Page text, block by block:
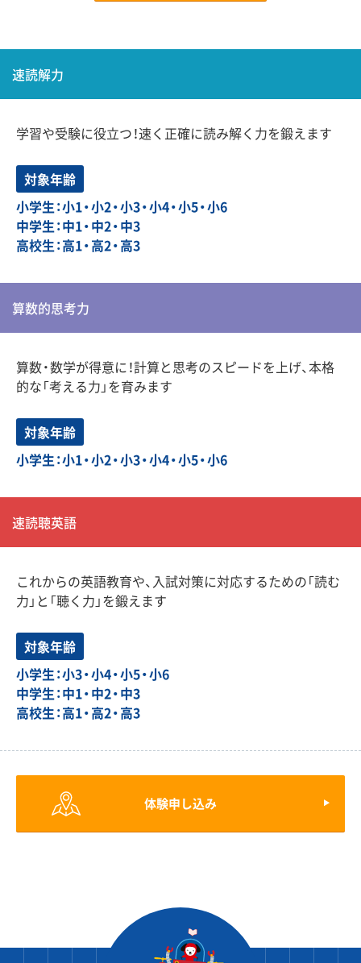
速読解力
学習や受験に役立つ！速く正確に読み解く力を鍛えます
対象年齢
小学生：小1・小2・小3・小4・小5・小6
中学生：中1・中2・中3
高校生：高1・高2・高3
算数的思考力
算数・数学が得意に！計算と思考のスピードを上げ、本格
的な「考える力」を育みます
対象年齢
小学生：小1・小2・小3・小4・小5・小6
速読聴英語
これからの英語教育や、入試対策に対応するための「読む
力」と「聴く力」を鍛えます
対象年齢
小学生：小3・小4・小5・小6
中学生：中1・中2・中3
高校生：高1・高2・高3
体験申し込み